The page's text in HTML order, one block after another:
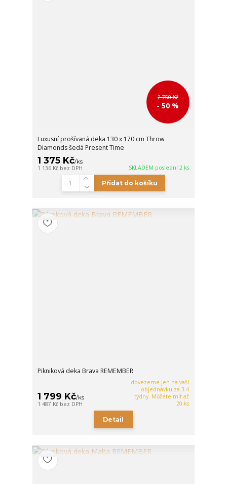
2 750 Kč
- 50 %
Luxusní prošívaná deka 130 x 170 cm Throw
Diamonds šedá Present Time
1 375 Kč/ks
1 136 Kč bez DPH SKLADEM poslední 2 ks
Přidat do košíku
Pikniková deka Brava REMEMBER
1 799 Kč/ks
1 487 Kč bez DPH
dovezeme jen na vaší
objednávku za 3-4
týdny. Můžete mít až
20 ks
Detail